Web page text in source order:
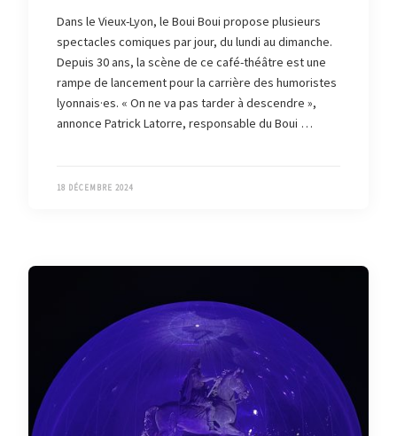
Dans le Vieux-Lyon, le Boui Boui propose plusieurs
spectacles comiques par jour, du lundi au dimanche.
Depuis 30 ans, la scène de ce café-théâtre est une
rampe de lancement pour la carrière des humoristes
lyonnais·es. « On ne va pas tarder à descendre »,
annonce Patrick Latorre, responsable du Boui …
18 DÉCEMBRE 2024